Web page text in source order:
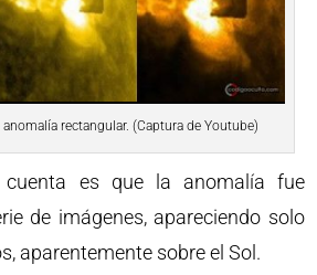
rectangular. (Captura de Youtube)
es que la anomalía fue
de imágenes, apareciendo solo
aparentemente sobre el Sol.